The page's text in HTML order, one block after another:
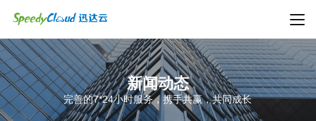
新闻动态
完善的7*24小时服务，携手共赢，共同成长